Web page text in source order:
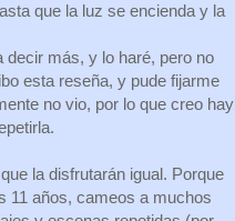
que la luz se encienda y la
más, y lo haré, pero no
esta reseña, y pude fijarme
no vio, por lo que creo hay
la disfrutarán igual. Porque
11 años, cameos a muchos